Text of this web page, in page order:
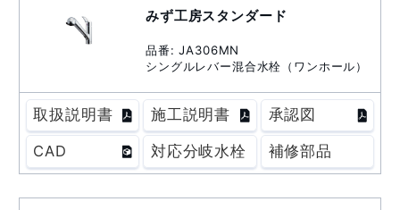
みず工房スタンダード
品番: JA306MN
シングルレバー混合水栓（ワンホール）
取扱説明書 施工説明書 承認図
CAD 対応分岐水栓 補修部品